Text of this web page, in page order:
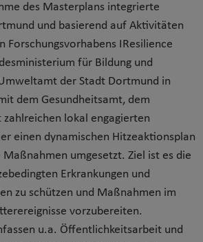
des Masterplans integrierte
und basierend auf Aktivitäten
Forschungsvorhabens IResilience
für Bildung und
der Stadt Dortmund in
dem Gesundheitsamt, dem
lokal engagierten
einen dynamischen Hitzeaktionsplan
umgesetzt. Ziel ist es die
Erkrankungen und
zu schützen und Maßnahmen im
vorzubereiten.
u.a. Öffentlichkeitsarbeit und